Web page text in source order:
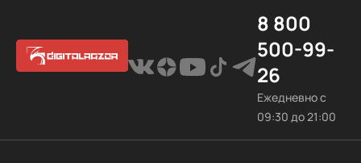
8 800
500-99-
26
Ежедневно с
09:30 до 21:00